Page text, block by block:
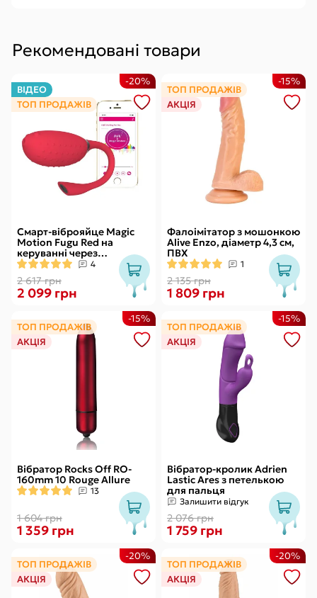
Рекомендовані товари
ВІДЕО
ТОП ПРОДАЖІВ
Смарт-віброяйце Magic
Motion Fugu Red на
керуванні через
смартфон, 9 режимів
вібрації
4
2 617 грн
-20%
2 099 грн
ТОП ПРОДАЖІВ
АКЦІЯ
Фалоімітатор з мошонкою
Alive Enzo, діаметр 4,3 см,
ПВХ
1
2 135 грн
-15%
1 809 грн
ТОП ПРОДАЖІВ
АКЦІЯ
Вібратор Rocks Off RO-
160mm 10 Rouge Allure
13
1 604 грн
-15%
1 359 грн
ТОП ПРОДАЖІВ
АКЦІЯ
Вібратор-кролик Adrien
Lastic Ares з петелькою
для пальця
Залишити відгук
2 076 грн
-15%
1 759 грн
ТОП ПРОДАЖІВ
АКЦІЯ
-20%
ТОП ПРОДАЖІВ
АКЦІЯ
-20%